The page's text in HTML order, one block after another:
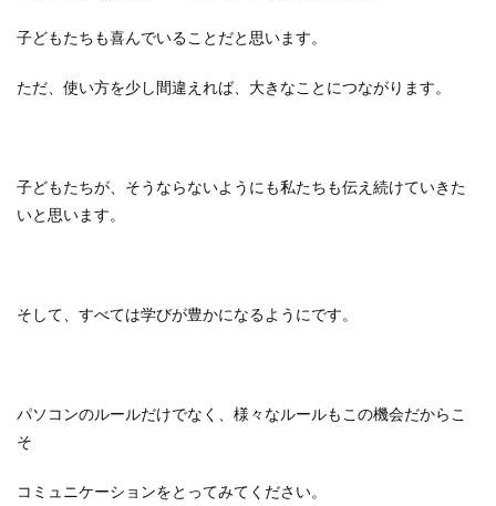
子どもたちも喜んでいることだと思います。
ただ、使い方を少し間違えれば、大きなことにつながります。
子どもたちが、そうならないようにも私たちも伝え続けていきた
いと思います。
そして、すべては学びが豊かになるようにです。
パソコンのルールだけでなく、様々なルールもこの機会だからこ
そ
コミュニケーションをとってみてください。